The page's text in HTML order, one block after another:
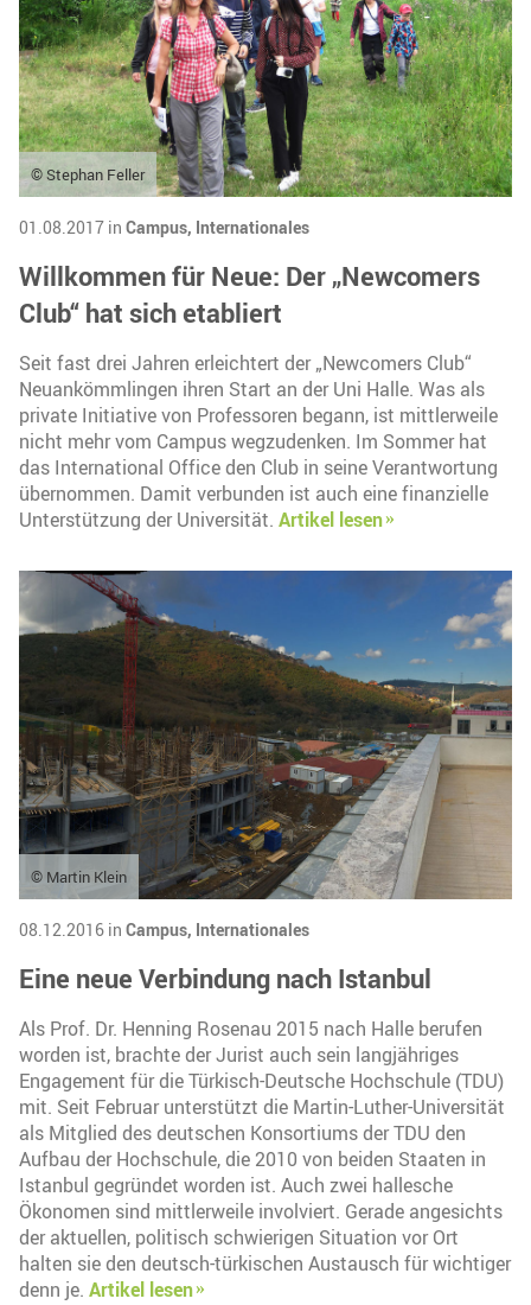
© Stephan Feller
01.08.2017 in Campus, Internationales
Willkommen für Neue: Der „Newcomers
Club“ hat sich etabliert
Seit fast drei Jahren erleichtert der „Newcomers Club“
Neuankömmlingen ihren Start an der Uni Halle. Was als
private Initiative von Professoren begann, ist mittlerweile
nicht mehr vom Campus wegzudenken. Im Sommer hat
das International Office den Club in seine Verantwortung
übernommen. Damit verbunden ist auch eine finanzielle
Unterstützung der Universität. Artikel lesen
© Martin Klein
08.12.2016 in Campus, Internationales
Eine neue Verbindung nach Istanbul
Als Prof. Dr. Henning Rosenau 2015 nach Halle berufen
worden ist, brachte der Jurist auch sein langjähriges
Engagement für die Türkisch-Deutsche Hochschule (TDU)
mit. Seit Februar unterstützt die Martin-Luther-Universität
als Mitglied des deutschen Konsortiums der TDU den
Aufbau der Hochschule, die 2010 von beiden Staaten in
Istanbul gegründet worden ist. Auch zwei hallesche
Ökonomen sind mittlerweile involviert. Gerade angesichts
der aktuellen, politisch schwierigen Situation vor Ort
halten sie den deutsch-türkischen Austausch für wichtiger
denn je. Artikel lesen